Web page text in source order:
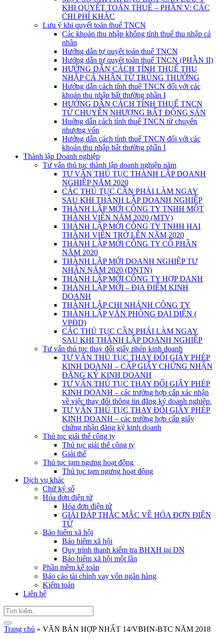
KHI QUYẾT TOÁN THUẾ – PHẦN V: CÁC
CHI PHÍ KHÁC
Lưu ý khi quyết toán thuế TNCN
Các khoản thu nhập không tính thuế thu nhập cá
nhân
Hướng dẫn tự quyết toán thuế TNCN
Hướng dẫn tự quyết toán thuế TNCN (PHẦN II)
HƯỚNG DẪN CÁCH TÍNH THUẾ THU
NHẬP CÁ NHÂN TỪ TRÚNG THƯỞNG
Hướng dẫn cách tính thuế TNCN đối với các
khoản thu nhập bất thường phần I
HƯỚNG DẪN CÁCH TÍNH THUẾ TNCN
TỪ CHUYỂN NHƯỢNG BẤT ĐỘNG SẢN
Huớng dẫn cách tính thuế TNCN từ chuyển
nhượng vốn
Hướng dẫn cách tính thuế TNCN đối với các
khoản thu nhập bất thường phần I
Thành lập Doanh nghiệp
Tư vấn thủ tục thành lập doanh nghiệp năm
TƯ VẤN THỦ TỤC THÀNH LẬP DOANH
NGHIỆP NĂM 2020
CÁC THỦ TỤC CẦN PHẢI LÀM NGAY
SAU KHI THÀNH LẬP DOANH NGHIỆP
THÀNH LẬP MỚI CÔNG TY TNHH MỘT
THÀNH VIÊN NĂM 2020 (MTV)
THÀNH LẬP MỚI CÔNG TY TNHH HAI
THÀNH VIÊN TRỞ LÊN NĂM 2020
THÀNH LẬP MỚI CÔNG TY CỔ PHẦN
NĂM 2020
THÀNH LẬP MỚI DOANH NGHIỆP TƯ
NHÂN NĂM 2020 (DNTN)
THÀNH LẬP MỚI CÔNG TY HỢP DANH
THÀNH LẬP MỚI – ĐỊA ĐIỂM KINH
DOANH
THÀNH LẬP CHI NHÁNH CÔNG TY
THÀNH LẬP VĂN PHÒNG ĐẠI DIỆN (
VPĐD)
CÁC THỦ TỤC CẦN PHẢI LÀM NGAY
SAU KHI THÀNH LẬP DOANH NGHIỆP
Tư vấn thủ tục thay đổi giấy phép kinh doanh
TƯ VẤN THỦ TỤC THAY ĐỔI GIẤY PHÉP
KINH DOANH – CẤP GIẤY CHỨNG NHẬN
ĐĂNG KÝ KINH DOANH
TƯ VẤN THỦ TỤC THAY ĐỔI GIẤY PHÉP
KINH DOANH – các trường hợp cấp xác nhận
về việc thay đổi thông tin đăng ký doanh nghiệp.
TƯ VẤN THỦ TỤC THAY ĐỔI GIẤY PHÉP
KINH DOANH – các trường hợp cấp giấy
chứng nhận đăng ký kinh doanh
Thủ tục giải thể công ty
Thủ tục giải thể công ty
Giải thể
Thủ tục tạm ngưng hoạt động
Thủ tục tạm ngưng hoạt động
Dịch vụ khác
Chữ ký số
Hóa đơn điện tử
Hóa đơn điện tử
GIẢI ĐÁP THẮC MẮC VỀ HÓA ĐƠN ĐIỆN
TỬ
Bảo hiểm xã hội
Bảo hiểm xã hội
Quy trình thanh kiểm tra BHXH tại DN
Bảo hiểm xã hội một lần
Phần mềm kế toán
Báo cáo tài chính vay vốn ngân hàng
Kiểm toán
Liên hệ
Trang chủ » VĂN BẢN HỢP NHẤT 14/VBHN-BTC NĂM 2018